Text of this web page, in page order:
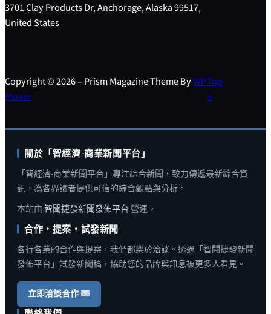
3701 Clay Products Dr, Anchorage, Alaska 99517,
United States
Copyright © 2026 – Prism Magazine Theme ByWP
Plover
Top
↑
關於「智經濟-商業新聞平台」
「智經濟-商業新聞平台」專注綜合新聞，致力傳遞最新綜合資
訊，為各界讀者提供可信的綜合觀點與分析。
本站由 智聞捷發新聞發佈平台 營運。
合作・提案・試發新聞
各行各業的合作與提案，我們都樂於洽談。透過「智聞捷發新聞
發佈平台」試發新聞稿，協助您的品牌與訊息被更多人看見。
立即洽談合作